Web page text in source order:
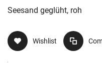
Seesand geglüht, roh
Wishlist